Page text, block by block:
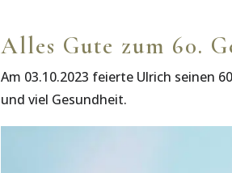
Alles Gute zum 60.
Am 03.10.2023 feierte Ulrich seinen
und viel Gesundheit.